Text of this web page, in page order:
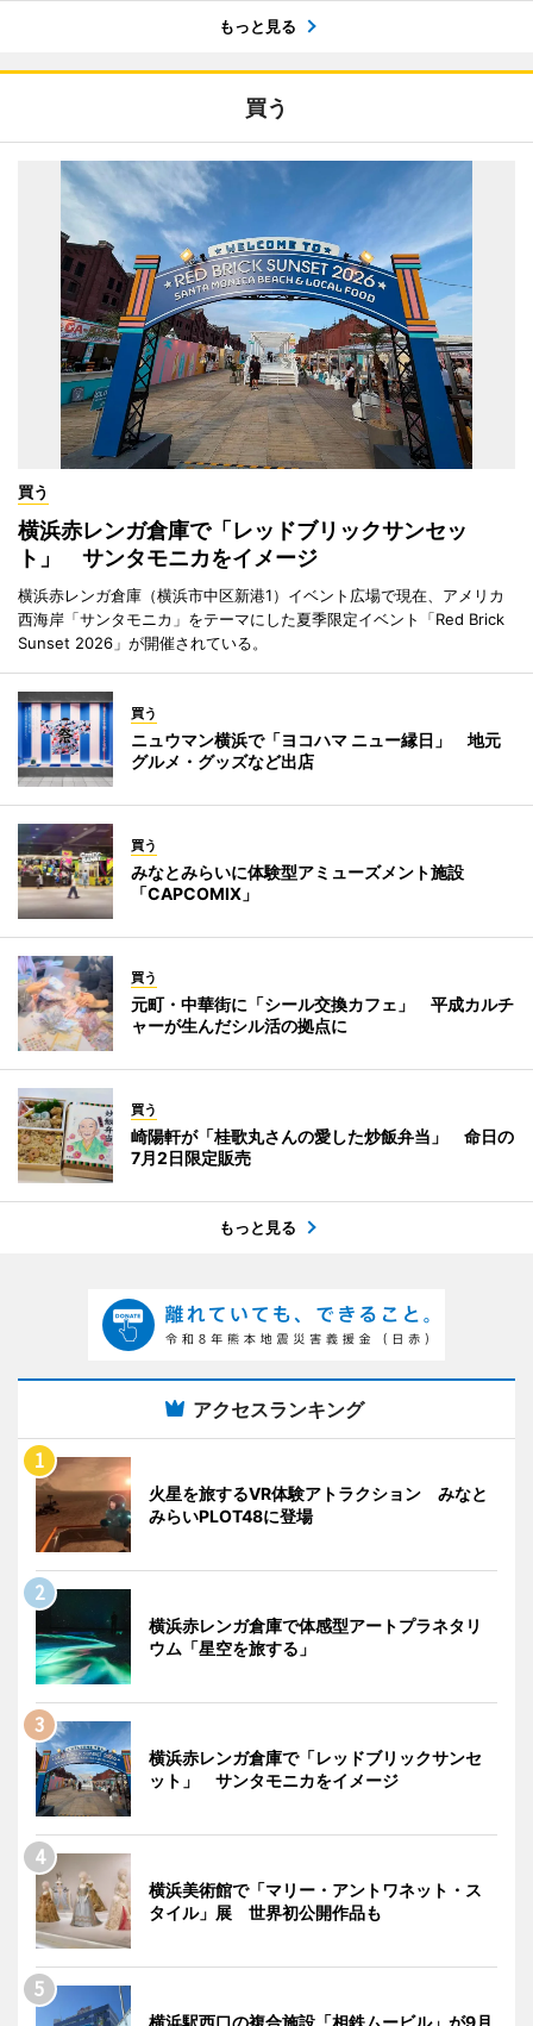
もっと見る
買う
買う
横浜赤レンガ倉庫で「レッドブリックサンセッ
ト」 サンタモニカをイメージ
横浜赤レンガ倉庫（横浜市中区新港1）イベント広場で現在、アメリカ
西海岸「サンタモニカ」をテーマにした夏季限定イベント「Red Brick
Sunset 2026」が開催されている。
買う
ニュウマン横浜で「ヨコハマ ニュー縁日」 地元
グルメ・グッズなど出店
買う
みなとみらいに体験型アミューズメント施設
「CAPCOMIX」
買う
元町・中華街に「シール交換カフェ」 平成カルチ
ャーが生んだシル活の拠点に
買う
崎陽軒が「桂歌丸さんの愛した炒飯弁当」 命日の
7月2日限定販売
もっと見る
アクセスランキング
火星を旅するVR体験アトラクション みなと
みらいPLOT48に登場
横浜赤レンガ倉庫で体感型アートプラネタリ
ウム「星空を旅する」
横浜赤レンガ倉庫で「レッドブリックサンセ
ット」 サンタモニカをイメージ
横浜美術館で「マリー・アントワネット・ス
タイル」展 世界初公開作品も
横浜駅西口の複合施設「相鉄ムービル」が9月